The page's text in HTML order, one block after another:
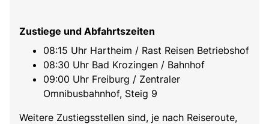
Zustiege und Abfahrtszeiten
08:15 Uhr Hartheim / Rast Reisen Betriebshof
08:30 Uhr Bad Krozingen / Bahnhof
09:00 Uhr Freiburg / Zentraler
Omnibusbahnhof, Steig 9
Weitere Zustiegsstellen sind, je nach Reiseroute,